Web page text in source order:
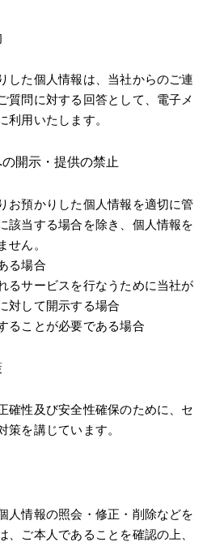
した個人情報は、当社からのご連
質問に対する回答として、電子メ
利用いたします。
開示・提供の禁止
お預かりした個人情報を適切に管
該当する場合を除き、個人情報を
せん。
る場合
るサービスを行なうために当社が
対して開示する場合
ることが必要である場合
確性及び安全性確保のために、セ
策を講じています。
人情報の照会・修正・削除などを
、ご本人であることを確認の上、